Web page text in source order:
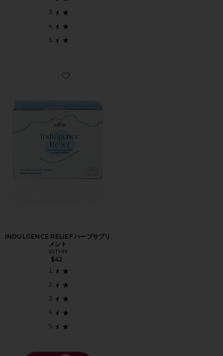
Favorite INDULGENCE RELIEF ハーブサプリメント
INDULGENCE RELIEF ハーブサプリ
メント
WTHN
$42